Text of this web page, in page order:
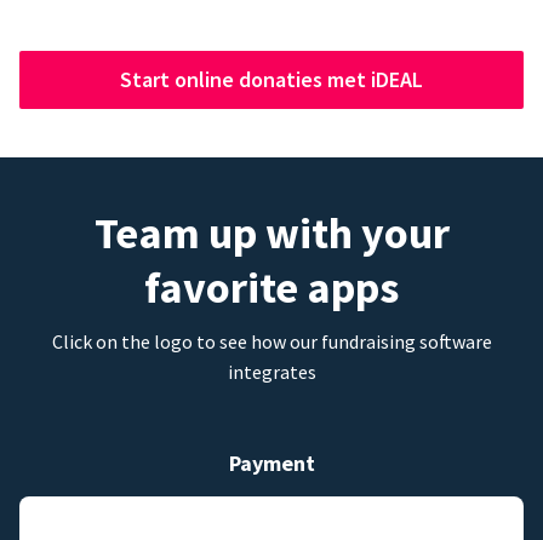
Start online donaties met iDEAL
Team up with your
favorite apps
Click on the logo to see how our fundraising software
integrates
Payment